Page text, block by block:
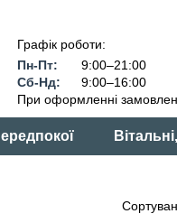
Графік роботи:
Пн-Пт:
9:00–21:00
Сб-Нд:
9:00–16:00
При оформленні